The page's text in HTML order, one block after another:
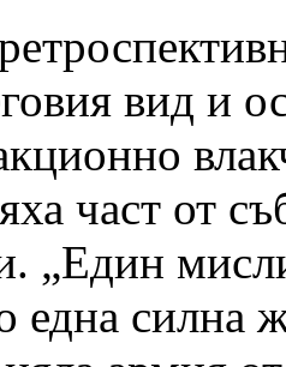
вид и
част от
„Един
една силна